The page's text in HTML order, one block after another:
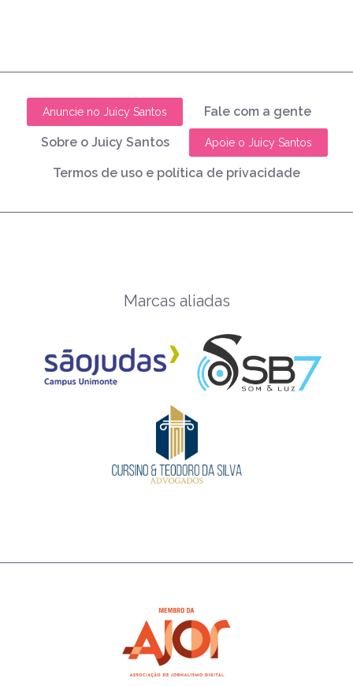
Anuncie no Juicy Santos Fale com a gente
Sobre o Juicy Santos Apoie o Juicy Santos
Termos de uso e política de privacidade
Marcas aliadas